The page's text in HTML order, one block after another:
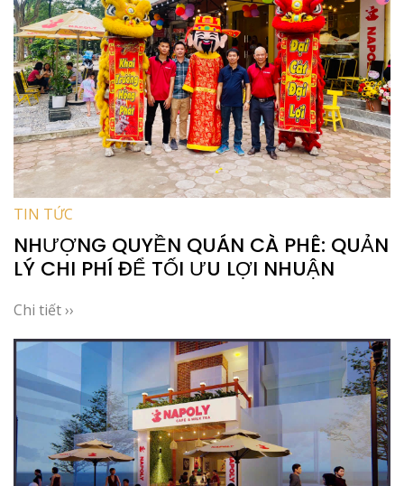
TIN TỨC
NHƯỢNG QUYỀN QUÁN CÀ PHÊ: QUẢN
LÝ CHI PHÍ ĐỂ TỐI ƯU LỢI NHUẬN
Chi tiết ››